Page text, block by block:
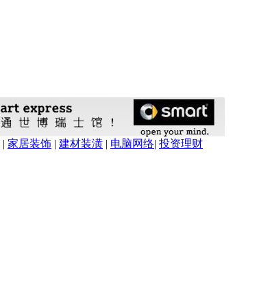
| 家居装饰 | 建材装潢 | 电脑网络| 投资理财